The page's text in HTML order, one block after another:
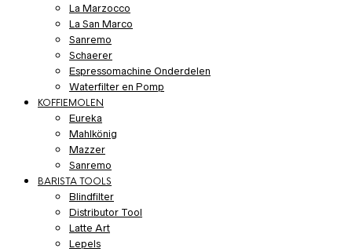
La Marzocco
La San Marco
Sanremo
Schaerer
Espressomachine Onderdelen
Waterfilter en Pomp
KOFFIEMOLEN
Eureka
Mahlkönig
Mazzer
Sanremo
BARISTA TOOLS
Blindfilter
Distributor Tool
Latte Art
Lepels